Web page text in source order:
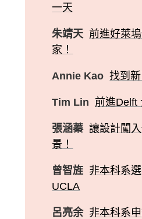
一天
朱靖天 前進好萊
家！
Annie Kao 找到
Tim Lin 前進Delft
張涵蓁 讓設計闖
景！
曾智旌 非本科系
UCLA
呂亮余 非本科系